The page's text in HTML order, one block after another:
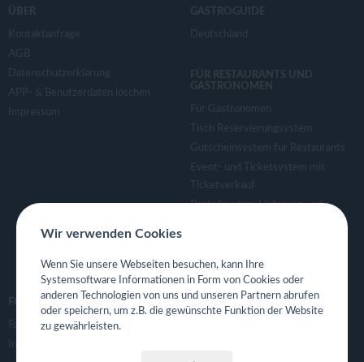
ÜBER
Kontaktanfrage
AGB
Datenschutzerklärung
APP- & Benutzerdaten löschen
Impressum
GASTROGUIDE
Deutschland
FÜR RESTAURANTS UND
GASTRONOMEN
Für Gastronomen
Tisch Reservierungsystem
Gutscheinsystem für Restaurants
Event- und Ticketsystem mit
Ticketverkauf
Bestellsystem Lieferung und
Eigene App für Restaurant
FOLGE UNS
Facebook
Instagram
Wir verwenden Cookies
Wenn Sie unsere Webseiten besuchen, kann Ihre
Systemsoftware Informationen in Form von Cookies oder
anderen Technologien von uns und unseren Partnern abrufen
oder speichern, um z.B. die gewünschte Funktion der Website
zu gewährleisten.